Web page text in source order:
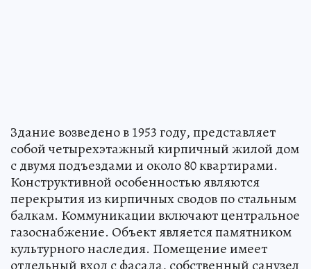
Здание возведено в 1953 году, представляет
собой четырехэтажный кирпичный жилой дом
с двумя подъездами и около 80 квартирами.
Конструктивной особенностью являются
перекрытия из кирпичных сводов по стальным
балкам. Коммуникации включают центральное
газоснабжение. Объект является памятником
культурного наследия. Помещение имеет
отдельный вход с фасада, собственный санузел